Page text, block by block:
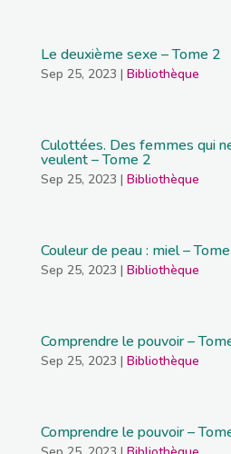
Le deuxième sexe – Tome 2
Sep 25, 2023 | Bibliothèque
Culottées. Des femmes qui
veulent – Tome 2
Sep 25, 2023 | Bibliothèque
Couleur de peau : miel –
Sep 25, 2023 | Bibliothèque
Comprendre le pouvoir –
Sep 25, 2023 | Bibliothèque
Comprendre le pouvoir –